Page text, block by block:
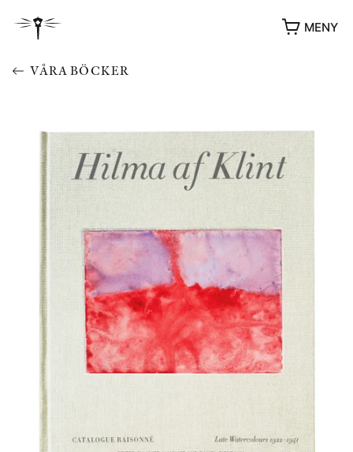
MENY
YUKIKO OCH PATRIK MÖTER
STOLPE STORIES
VIDEOGALLERI
UTMÄRKELSER
ÖVRIGA FORMAT
PRESSKONTAKT
VÅRA BÖCKER